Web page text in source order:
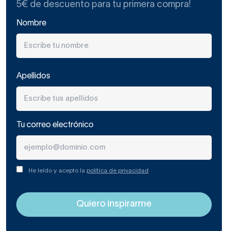
¿Bañera y ducha o bañera
para usar como ducha?
de la ducha rápida y la del baño recreativo o relajante.
Cuando se toma la decisión de instalar una bañera, se hace
indispensableescoger también unamampara de
bañoque proteja la estancia de salpicaduras o
fugasal usar nuestra bañera como ducha.
Es cierto que
cortina,pero a largo plazo, lo mejor es tener una
engrandezca visualmente el baño. ¿Tú qué prefieres?
Existen modelos de
económicos
5€ de descuento para tu primera compra!
Nombre
Apellidos
Tu correo electrónico
He leído y acepto la política de privacidad